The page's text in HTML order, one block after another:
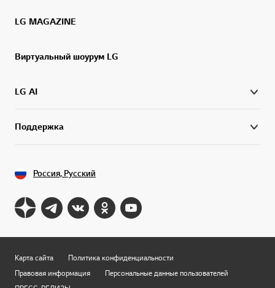
LG MAGAZINE
Виртуальный шоурум LG
LG AI
Поддержка
Россия, Русский
Карта сайта
Политика конфиденциальности
Правовая информация
Персональные данные пользователей